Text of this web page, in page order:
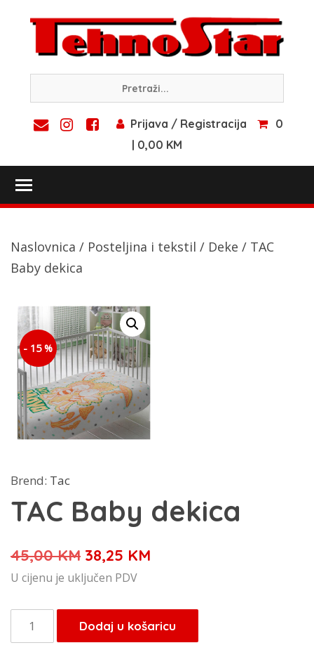
content
Prijava / Registracija
0
| 0,00 KM
Naslovnica / Posteljina i tekstil / Deke / TAC
Baby dekica
- 15 %
Brend: Tac
TAC Baby dekica
45,00KM Izvorna
cijena
je:
45,00 KM.
38,25 KM
38,25 KM.
U cijenu je uključen PDV
TAC
Baby
Dodaj u košaricu